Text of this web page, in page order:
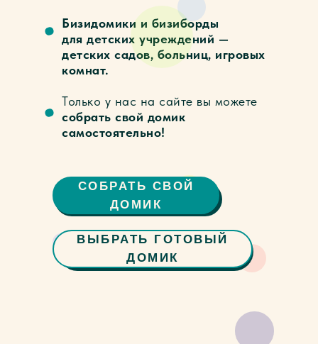
Бизидомики и бизиборды
для детских учреждений —
детских садов, больниц, игровых
комнат.
Только у нас на сайте вы можете
собрать свой домик
самостоятельно!
ВЫБРАТЬ ГОТОВЫЙ
ДОМИК
СОБРАТЬ СВОЙ
ДОМИК